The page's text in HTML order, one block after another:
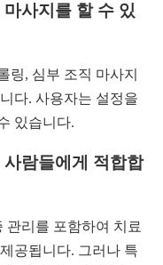
사지를 할 수 있
링, 심부 조직 마사지
다. 사용자는 설정을
있습니다.
람들에게 적합합
관리를 포함하여 치료
공됩니다. 그러나 특